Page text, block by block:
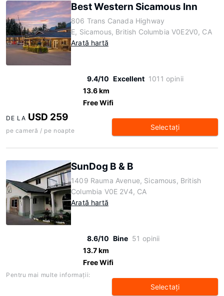
Best Western Sicamous Inn
806 Trans Canada Highway
E, Sicamous, British Columbia V0E2V0, CA
Arată hartă
9.4/10 Excellent 1011 opinii
13.6 km
Free Wifi
DE LA USD 259
pe cameră / pe noapte Selectaţi
SunDog B & B
1409 Rauma Avenue, Sicamous, British
Columbia V0E 2V4, CA
Arată hartă
8.6/10 Bine 51 opinii
13.7 km
Free Wifi
Pentru mai multe informaţii:
Selectaţi